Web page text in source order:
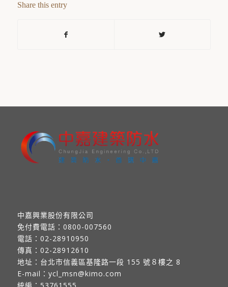
Share this entry
中嘉興業股份有限公司
免付費電話： 0800-007560
電話： 02-28910950
傳真： 02-28912610
地址： 台北市信義區基隆路一段 155 號８樓之 8
E-mail： ycl_msn@kimo.com